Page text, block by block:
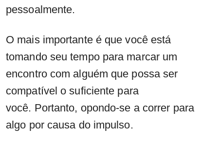
pessoalmente.
O mais importante é que você está
tomando seu tempo para marcar um
encontro com alguém que possa ser
compatível o suficiente para
você. Portanto, opondo-se a correr para
algo por causa do impulso.